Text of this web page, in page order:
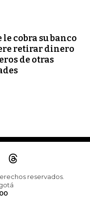
le cobra su banco
retirar dinero
de otras
reservados.